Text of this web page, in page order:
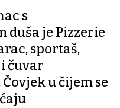
s
duša je Pizzerie
sportaš,
čuvar
u čijem se